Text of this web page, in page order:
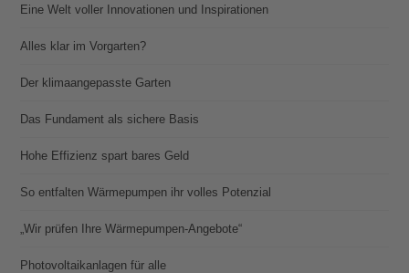
Eine Welt voller Innovationen und Inspirationen
Alles klar im Vorgarten?
Der klimaangepasste Garten
Das Fundament als sichere Basis
Hohe Effizienz spart bares Geld
So entfalten Wärmepumpen ihr volles Potenzial
„Wir prüfen Ihre Wärmepumpen-Angebote“
Photovoltaik­­anlagen für alle